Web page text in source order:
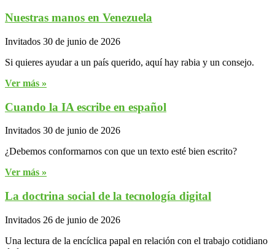
Nuestras manos en Venezuela
Invitados 30 de junio de 2026
Si quieres ayudar a un país querido, aquí hay rabia y un consejo.
Ver más »
Cuando la IA escribe en español
Invitados 30 de junio de 2026
¿Debemos conformarnos con que un texto esté bien escrito?
Ver más »
La doctrina social de la tecnología digital
Invitados 26 de junio de 2026
Una lectura de la encíclica papal en relación con el trabajo cotidiano